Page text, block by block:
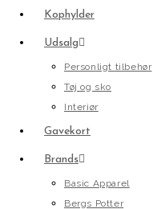
Kophylder
Udsalg
Personligt tilbehør
Tøj og sko
Interiør
Gavekort
Brands
Basic Apparel
Bergs Potter